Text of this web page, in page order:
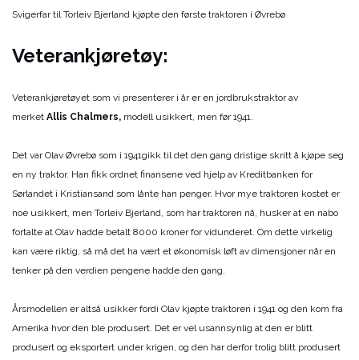
Svigerfar til Torleiv Bjerland kjøpte den første traktoren i Øvrebø
Veterankjøretøy:
Veterankjøretøyet som vi presenterer i år er en jordbrukstraktor av
merket Allis Chalmers, modell usikkert, men før 1941.
Det var Olav Øvrebø som i 1941gikk til det den gang dristige skritt å kjøpe seg
en ny traktor. Han fikk ordnet finansene ved hjelp av Kreditbanken for
Sørlandet i Kristiansand som lånte han penger. Hvor mye traktoren kostet er
noe usikkert, men Torleiv Bjerland, som har traktoren nå, husker at en nabo
fortalte at Olav hadde betalt 8000 kroner for vidunderet. Om dette virkelig
kan være riktig, så må det ha vært et økonomisk løft av dimensjoner når en
tenker på den verdien pengene hadde den gang.
Årsmodellen er altså usikker fordi Olav kjøpte traktoren i 1941 og den kom fra
Amerika hvor den ble produsert. Det er vel usannsynlig at den er blitt
produsert og eksportert under krigen, og den har derfor trolig blitt produsert